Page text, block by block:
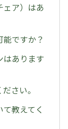
ェア）はあ
ですか？
はあります
さい。
教えてく